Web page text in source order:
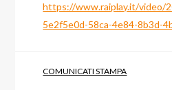
https://www.raiplay.it/video/
5e2f5e0d-58ca-4e84-8b3d-
COMUNICATI STAMPA